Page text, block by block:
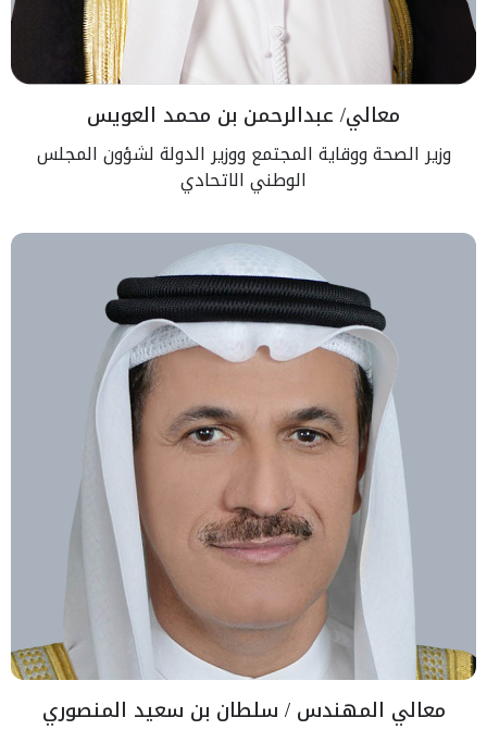
معالي/ عبدالرحمن بن محمد العويس
وزير الصحة ووقاية المجتمع ووزير الدولة لشؤون المجلس
الوطني الاتحادي
معالي المهندس / سلطان بن سعيد المنصوري